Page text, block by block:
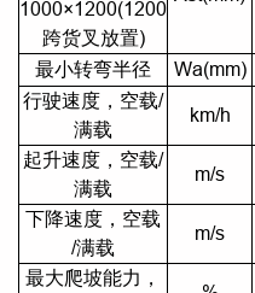
1000×1200(1200
跨货叉放置)
最小转弯半径 Wa(mm)
行驶速度，空载/
满载
km/h
起升速度，空载/
满载
m/s
下降速度，空载
/满载
m/s
最大爬坡能力，